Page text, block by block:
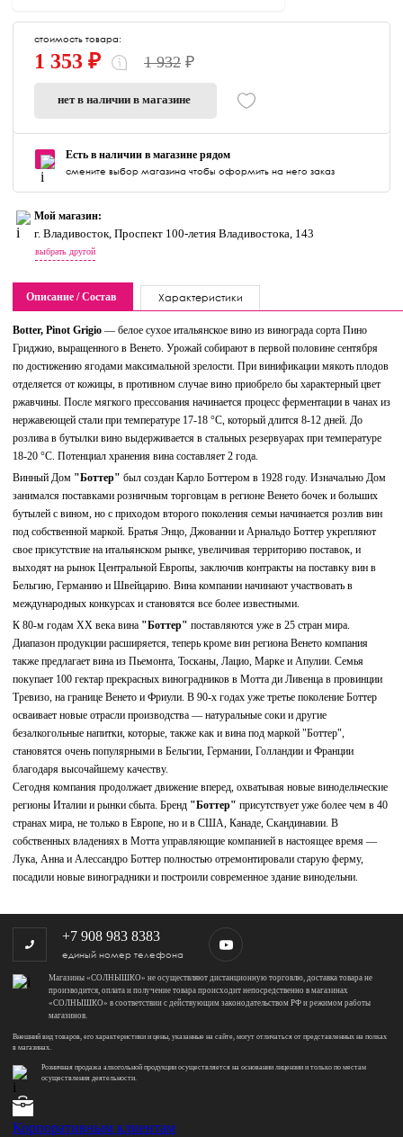
стоимость товара:
1 353 ₽ 1 932 ₽
нет в наличии в магазине
Есть в наличии в магазине рядом
смените выбор магазина чтобы оформить на него заказ
Мой магазин:
г. Владивосток, Проспект 100-летия Владивостока, 143
выбрать другой
Описание / Состав Характеристики
Botter, Pinot Grigio — белое сухое итальянское вино из винограда сорта Пино
Гриджио, выращенного в Венето. Урожай собирают в первой половине сентября
по достижению ягодами максимальной зрелости. При винификации мякоть плодов
отделяется от кожицы, в противном случае вино приобрело бы характерный цвет
ржавчины. После мягкого прессования начинается процесс ферментации в чанах из
нержавеющей стали при температуре 17-18 °С, который длится 8-12 дней. До
розлива в бутылки вино выдерживается в стальных резервуарах при температуре
18-20 °С. Потенциал хранения вина составляет 2 года.
Винный Дом "Боттер" был создан Карло Боттером в 1928 году. Изначально Дом
занимался поставками розничным торговцам в регионе Венето бочек и больших
бутылей с вином, но с приходом второго поколения семьи начинается розлив вин
под собственной маркой. Братья Энцо, Джованни и Арнальдо Боттер укрепляют
свое присутствие на итальянском рынке, увеличивая территорию поставок, и
выходят на рынок Центральной Европы, заключив контракты на поставку вин в
Бельгию, Германию и Швейцарию. Вина компании начинают участвовать в
международных конкурсах и становятся все более известными.
К 80-м годам XX века вина "Боттер" поставляются уже в 25 стран мира.
Диапазон продукции расширяется, теперь кроме вин региона Венето компания
также предлагает вина из Пьемонта, Тосканы, Лацио, Марке и Апулии. Семья
покупает 100 гектар прекрасных виноградников в Мотта ди Ливенца в провинции
Тревизо, на границе Венето и Фриули. В 90-х годах уже третье поколение Боттер
осваивает новые отрасли производства — натуральные соки и другие
безалкогольные напитки, которые, также как и вина под маркой "Боттер",
становятся очень популярными в Бельгии, Германии, Голландии и Франции
благодаря высочайшему качеству.
Сегодня компания продолжает движение вперед, охватывая новые винодельческие
регионы Италии и рынки сбыта. Бренд "Боттер" присутствует уже более чем в 40
странах мира, не только в Европе, но и в США, Канаде, Скандинавии. В
собственных владениях в Мотта управляющие компанией в настоящее время —
Лука, Анна и Алессандро Боттер полностью отремонтировали старую ферму,
посадили новые виноградники и построили современное здание винодельни.
+7 908 983 8383
единый номер телефона
Магазины «СОЛНЫШКО» не осуществляют дистанционную торговлю, доставка товара не
производится, оплата и получение товара происходит непосредственно в магазинах
«СОЛНЫШКО» в соответствии с действующим законодательством РФ и режимом работы
магазинов.
Внешний вид товаров, его характеристики и цены, указанные на сайте, могут отличаться от представленных на полках
в магазинах.
Розничная продажа алкогольной продукции осуществляется на основании лицензии и только по местам
осуществления деятельности.
Корпоративным клиентам